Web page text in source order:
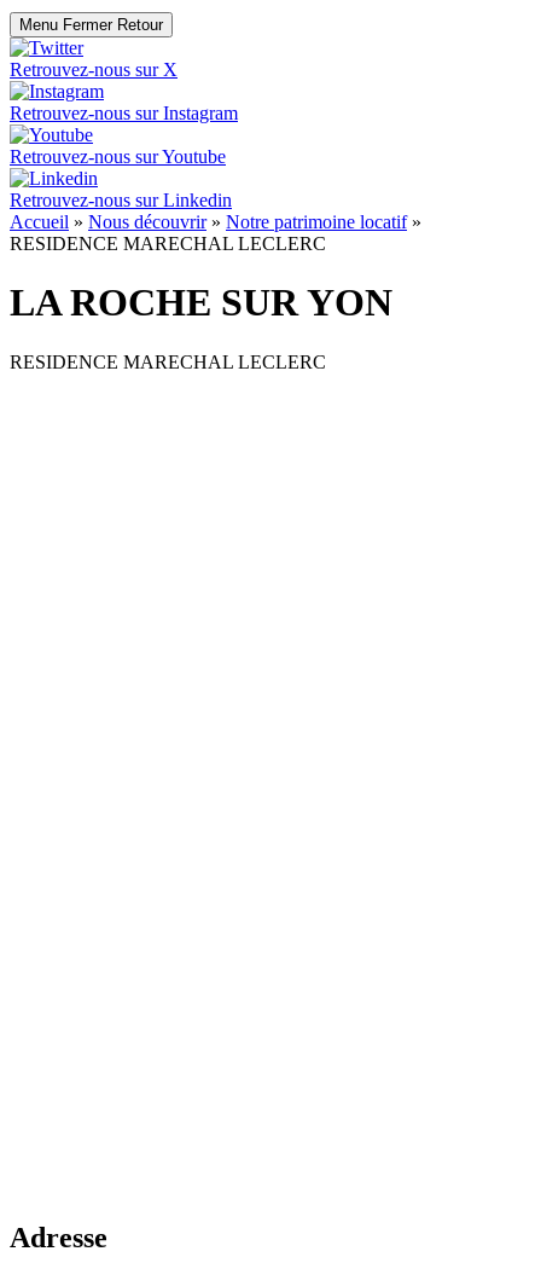
Menu Fermer Retour
Retrouvez-nous sur X
Retrouvez-nous surInstagram
Retrouvez-nous surYoutube
Retrouvez-nous surLinkedin
Accueil » Nous découvrir» Notre patrimoine locatif»
RESIDENCE MARECHAL LECLERC
LA ROCHE SUR YON
RESIDENCE MARECHAL LECLERC
Adresse